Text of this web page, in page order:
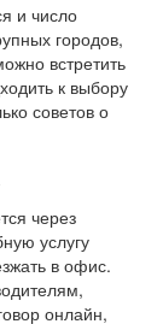
и число
городов,
встретить
к выбору
советов о
через
услугу
в офис.
онлайн,